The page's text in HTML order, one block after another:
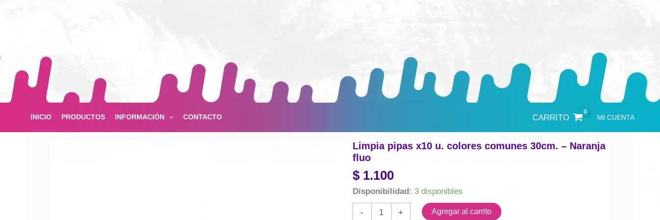
INICIO PRODUCTOS INFORMACIÓN CONTACTO CARRITO MI CUENTA
Limpia pipas x10 u. colores comunes 30cm. – Naranja
fluo
$1.100
Disponibilidad: 3 disponibles
- + Agregar al carrito